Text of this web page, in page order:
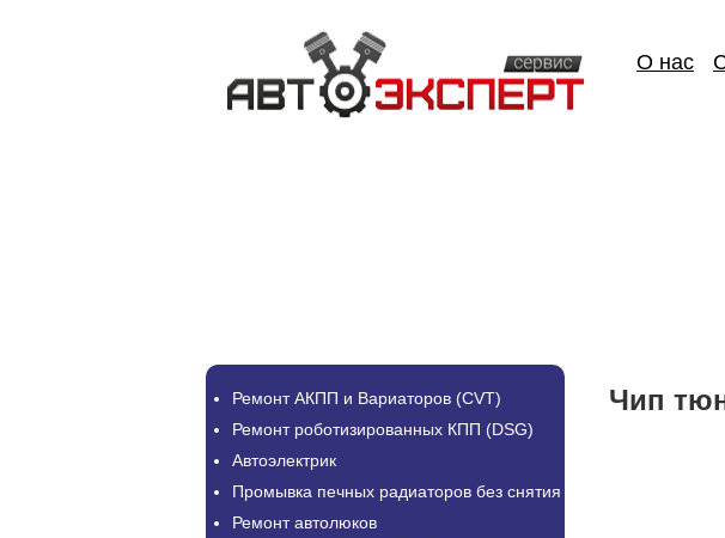
О нас
Ремонт АКПП и Вариаторов (CVT)
Ремонт роботизированных КПП (DSG)
Автоэлектрик
Промывка печных радиаторов без снятия
Ремонт автолюков
Чип